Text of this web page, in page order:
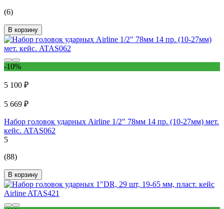
(6)
В корзину
-10%
5 100 ₽
5 669 ₽
Набор головок ударных Airline 1/2" 78мм 14 пр. (10-27мм) мет.
кейс. ATAS062
5
(88)
В корзину